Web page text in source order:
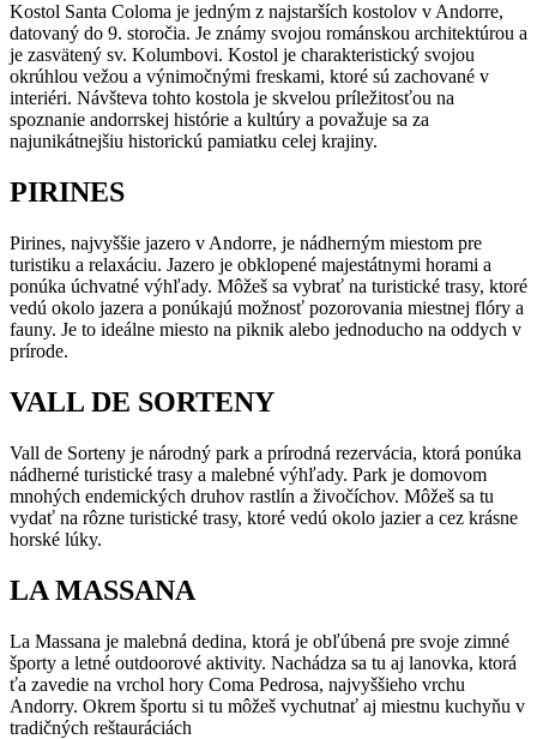
Kostol Santa Coloma je jedným z najstarších kostolov v Andorre,
datovaný do 9. storočia. Je známy svojou románskou architektúrou a
je zasvätený sv. Kolumbovi. Kostol je charakteristický svojou
okrúhlou vežou a výnimočnými freskami, ktoré sú zachované v
interiéri. Návšteva tohto kostola je skvelou príležitosťou na
spoznanie andorrskej histórie a kultúry a považuje sa za
najunikátnejšiu historickú pamiatku celej krajiny.
PIRINES
Pirines, najvyššie jazero v Andorre, je nádherným miestom pre
turistiku a relaxáciu. Jazero je obklopené majestátnymi horami a
ponúka úchvatné výhľady. Môžeš sa vybrať na turistické trasy, ktoré
vedú okolo jazera a ponúkajú možnosť pozorovania miestnej flóry a
fauny. Je to ideálne miesto na piknik alebo jednoducho na oddych v
prírode.
VALL DE SORTENY
Vall de Sorteny je národný park a prírodná rezervácia, ktorá ponúka
nádherné turistické trasy a malebné výhľady. Park je domovom
mnohých endemických druhov rastlín a živočíchov. Môžeš sa tu
vydať na rôzne turistické trasy, ktoré vedú okolo jazier a cez krásne
horské lúky.
LA MASSANA
La Massana je malebná dedina, ktorá je obľúbená pre svoje zimné
športy a letné outdoorové aktivity. Nachádza sa tu aj lanovka, ktorá
ťa zavedie na vrchol hory Coma Pedrosa, najvyššieho vrchu
Andorry. Okrem športu si tu môžeš vychutnať aj miestnu kuchyňu v
tradičných reštauráciách